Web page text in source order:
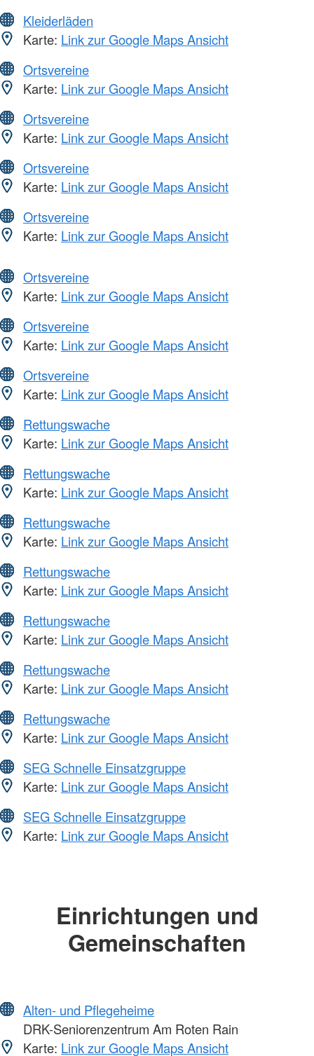
Kleiderläden
Karte: Link zur Google Maps Ansicht
Ortsvereine
Karte: Link zur Google Maps Ansicht
Ortsvereine
Karte: Link zur Google Maps Ansicht
Ortsvereine
Karte: Link zur Google Maps Ansicht
Ortsvereine
Karte: Link zur Google Maps Ansicht
Ortsvereine
Karte: Link zur Google Maps Ansicht
Ortsvereine
Karte: Link zur Google Maps Ansicht
Ortsvereine
Karte: Link zur Google Maps Ansicht
Rettungswache
Karte: Link zur Google Maps Ansicht
Rettungswache
Karte: Link zur Google Maps Ansicht
Rettungswache
Karte: Link zur Google Maps Ansicht
Rettungswache
Karte: Link zur Google Maps Ansicht
Rettungswache
Karte: Link zur Google Maps Ansicht
Rettungswache
Karte: Link zur Google Maps Ansicht
Rettungswache
Karte: Link zur Google Maps Ansicht
SEG Schnelle Einsatzgruppe
Karte: Link zur Google Maps Ansicht
SEG Schnelle Einsatzgruppe
Karte: Link zur Google Maps Ansicht
Einrichtungen und
Gemeinschaften
Alten- und Pflegeheime
DRK-Seniorenzentrum Am Roten Rain
Karte: Link zur Google Maps Ansicht